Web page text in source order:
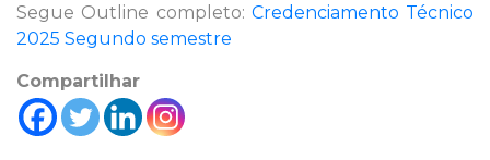
Segue Outline completo: Credenciamento Técnico
2025 Segundo semestre
Compartilhar